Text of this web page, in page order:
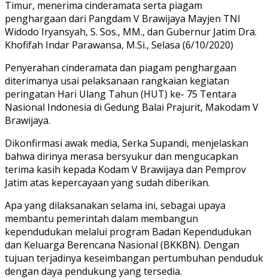
Timur, menerima cinderamata serta piagam
penghargaan dari Pangdam V Brawijaya Mayjen TNI
Widodo Iryansyah, S. Sos., MM., dan Gubernur Jatim Dra.
Khofifah Indar Parawansa, M.Si., Selasa (6/10/2020)
Penyerahan cinderamata dan piagam penghargaan
diterimanya usai pelaksanaan rangkaian kegiatan
peringatan Hari Ulang Tahun (HUT) ke- 75 Tentara
Nasional Indonesia di Gedung Balai Prajurit, Makodam V
Brawijaya.
Dikonfirmasi awak media, Serka Supandi, menjelaskan
bahwa dirinya merasa bersyukur dan mengucapkan
terima kasih kepada Kodam V Brawijaya dan Pemprov
Jatim atas kepercayaan yang sudah diberikan.
Apa yang dilaksanakan selama ini, sebagai upaya
membantu pemerintah dalam membangun
kependudukan melalui program Badan Kependudukan
dan Keluarga Berencana Nasional (BKKBN). Dengan
tujuan terjadinya keseimbangan pertumbuhan penduduk
dengan daya pendukung yang tersedia.